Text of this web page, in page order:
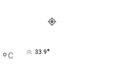
°C 33.9°